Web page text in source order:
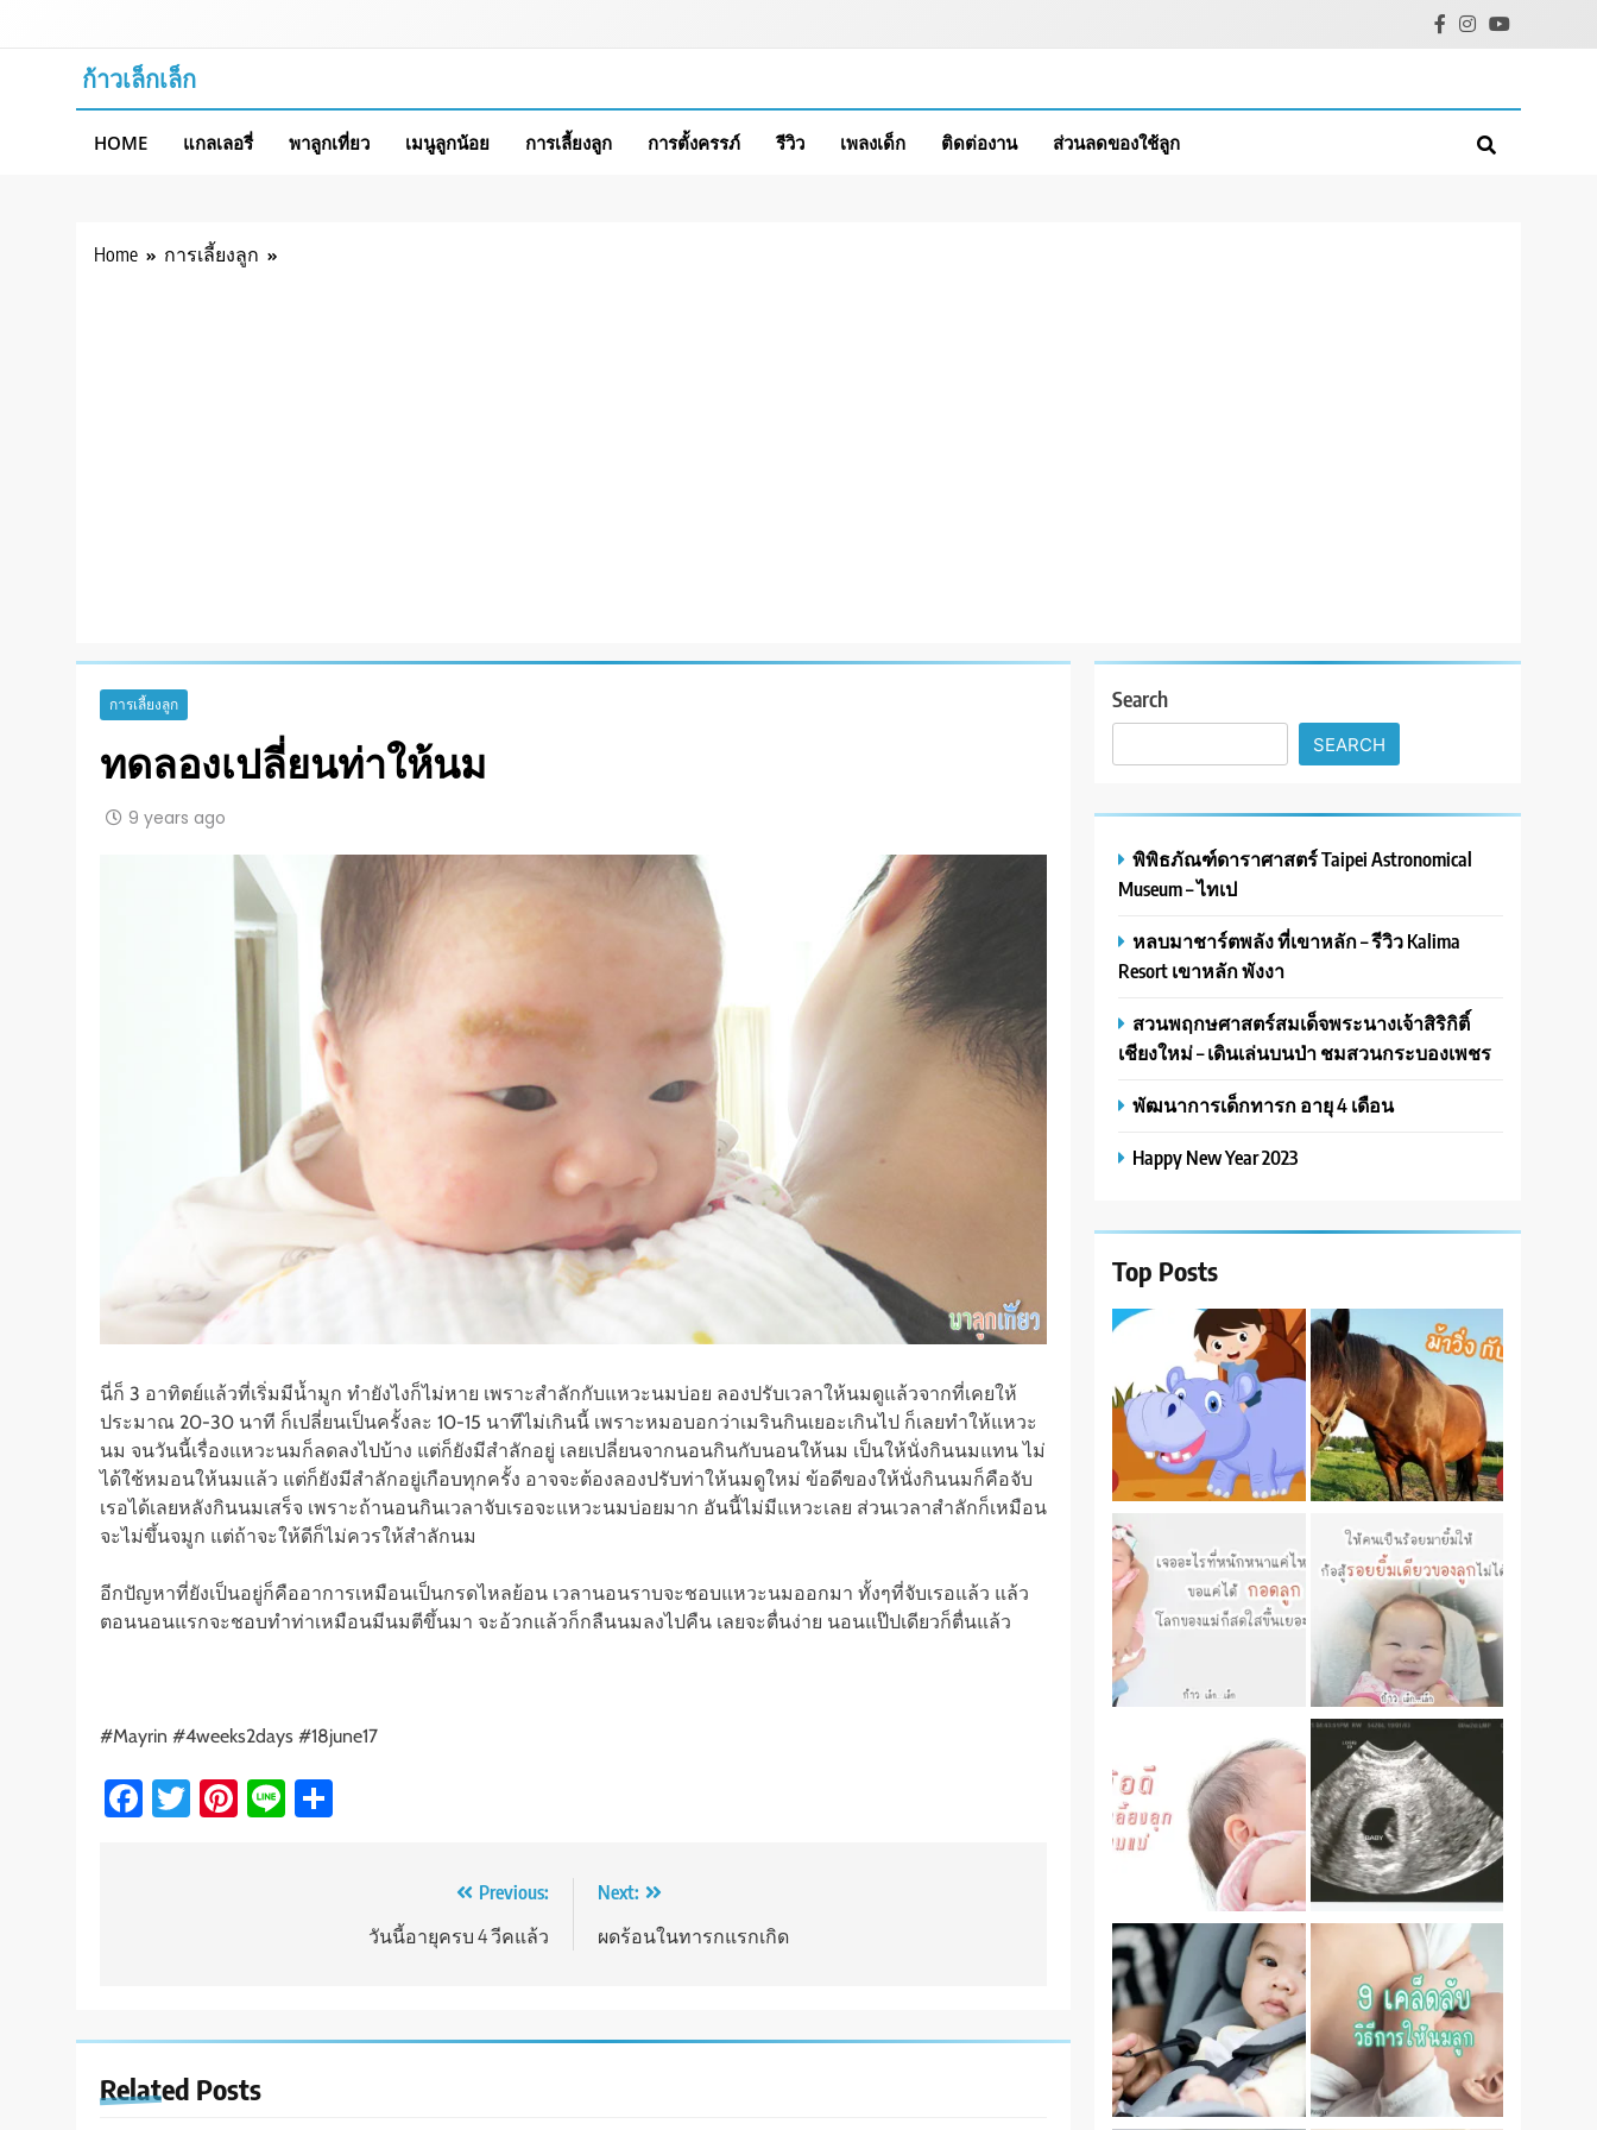
ก้าวเล็กเล็ก
HOME แกลเลอรี่ พาลูกเที่ยว เมนูลูกน้อย การเลี้ยงลูก การตั้งครรภ์ รีวิว เพลงเด็ก ติดต่องาน ส่วนลดของใช้ลูก
Home การเลี้ยงลูก
การเลี้ยงลูก
ทดลองเปลี่ยนท่าให้นม
9 years ago
นี่ก็ 3 อาทิตย์แล้วที่เริ่มมีน้ำมูก ทำยังไงก็ไม่หาย เพราะสำลักกับแหวะนมบ่อย ลองปรับเวลาให้นมดูแล้วจากที่เคยให้
ประมาณ 20-30 นาที ก็เปลี่ยนเป็นครั้งละ 10-15 นาทีไม่เกินนี้ เพราะหมอบอกว่าเมรินกินเยอะเกินไป ก็เลยทำให้แหวะ
นม จนวันนี้เรื่องแหวะนมก็ลดลงไปบ้าง แต่ก็ยังมีสำลักอยู่ เลยเปลี่ยนจากนอนกินกับนอนให้นม เป็นให้นั่งกินนมแทน ไม่
ได้ใช้หมอนให้นมแล้ว แต่ก็ยังมีสำลักอยู่เกือบทุกครั้ง อาจจะต้องลองปรับท่าให้นมดูใหม่ ข้อดีของให้นั่งกินนมก็คือจับ
เรอได้เลยหลังกินนมเสร็จ เพราะถ้านอนกินเวลาจับเรอจะแหวะนมบ่อยมาก อันนี้ไม่มีแหวะเลย ส่วนเวลาสำลักก็เหมือน
จะไม่ขึ้นจมูก แต่ถ้าจะให้ดีก็ไม่ควรให้สำลักนม
อีกปัญหาที่ยังเป็นอยู่ก็คืออาการเหมือนเป็นกรดไหลย้อน เวลานอนราบจะชอบแหวะนมออกมา ทั้งๆที่จับเรอแล้ว แล้ว
ตอนนอนแรกจะชอบทำท่าเหมือนมีนมตีขึ้นมา จะอ้วกแล้วก็กลืนนมลงไปคืน เลยจะตื่นง่าย นอนแป๊ปเดียวก็ตื่นแล้ว
#Mayrin #4weeks2days #18june17
Facebook
TwitterPinterest
Line
Previous:
วันนี้อายุครบ 4 วีคแล้ว
Next:
ผดร้อนในทารกแรกเกิด
Related Posts
Search
SEARCH
พิพิธภัณฑ์ดาราศาสตร์ Taipei Astronomical
Museum – ไทเป
หลบมาชาร์ตพลัง ที่เขาหลัก – รีวิว Kalima
Resort เขาหลัก พังงา
สวนพฤกษศาสตร์สมเด็จพระนางเจ้าสิริกิติ์
เชียงใหม่ – เดินเล่นบนป่า ชมสวนกระบองเพชร
พัฒนาการเด็กทารก อายุ 4 เดือน
Happy New Year 2023
Top Posts